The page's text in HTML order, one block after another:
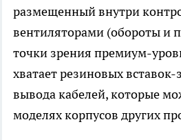
размещенный внутри
вентиляторами (обороты и
точки зрения премиум-
хватает резиновых
вывода кабелей, которые
моделях корпусов других